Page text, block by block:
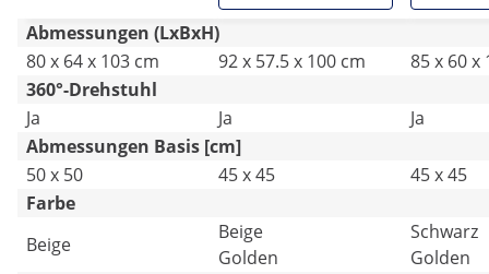
Abmessungen (LxBxH)
80 x 64 x 103 cm
92 x 57.5 x 100 cm
85 x 60 x
360°-Drehstuhl
Ja
Ja
Ja
Abmessungen Basis [cm]
50 x 50
45 x 45
45 x 45
Farbe
Beige
Beige
Golden
Schwarz
Golden